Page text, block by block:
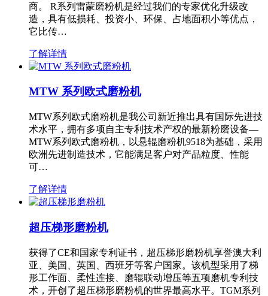
商。 R系列雷蒙磨粉机是经过我们的专家优化升级改
造，具有低损耗、投资小、环保、占地面积小等优点，
它比传…
了解详情
MTW 系列欧式磨粉机
MTW系列欧式磨粉机是我公司新近推出具有国际先进技
术水平，拥有多项自主专利技术产权的最新粉磨设备—
MTW系列欧式磨粉机，以悬辊磨粉机9518为基础，采用
欧洲先进制造技术，它能满足客户对产品粒度、性能
可…
了解详情
超压梯形磨粉机
获得了CE和国家专利证书，超压梯形磨粉机享誉澳大利
亚、美国、英国、西班牙等客户国家。该机型采用了梯
形工作面、柔性连接、磨辊联动增压等五项磨机专利技
术，开创了超压梯形磨粉机的世界最高水平。TGM系列